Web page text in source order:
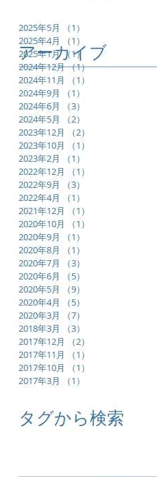
アーカイブ
2025年5月 （1）
2025年4月
（1）
2025年1月（1）
1件の記事
2024年12月（1）1件の記事
2024年11月
（1）
2024年9月
（1）
2024年6月
（3）
2024年5月
（2）
2023年12月
（2）
2023年10月
（1）
2023年2月
（1）
2022年12月
（1）
2022年9月
（3）
2022年4月
（1）
2021年12月
（1）
2020年10月
（1）
2020年9月
（1）
2020年8月
（1）
2020年7月
（3）
2020年6月
（5）
2020年5月
（9）
2020年4月
（5）
2020年3月
（7）
2018年3月
（3）
2017年12月
（2）
2017年11月
（1）
2017年10月
（1）
2017年3月
（1）
タグから検索